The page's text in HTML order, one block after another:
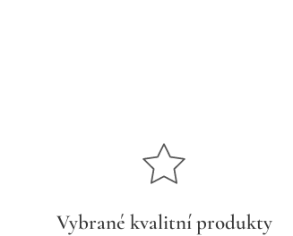
Vybrané kvalitní produkty